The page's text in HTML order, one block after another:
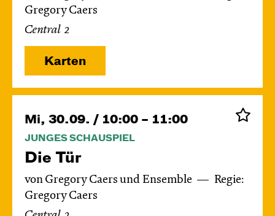
Gregory Caers
Central 2
Karten
Mi, 30.09. / 10:00 – 11:00
JUNGES SCHAUSPIEL
Die Tür
von Gregory Caers und Ensemble
Regie:
Gregory Caers